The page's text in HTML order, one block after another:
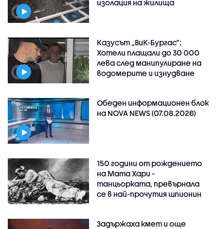
изолация на жилища
Казусът „ВиК-Бургас“:
Хотели плащали до 30 000
лева след манипулиране на
водомерите и изнудване
Обеден информационен блок
на NOVA NEWS (07.08.2026)
150 години от рождението
на Мата Хари -
танцьорката, превърнала
се в най-прочутия шпионин
Задържаха кмет и още